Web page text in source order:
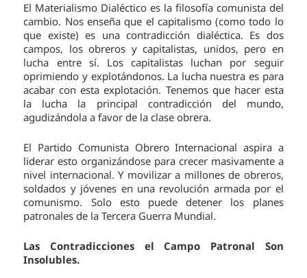
El Materialismo Dialéctico es la filosofía comunista del
cambio. Nos enseña que el capitalismo (como todo lo
que existe) es una contradicción dialéctica. Es dos
campos, los obreros y capitalistas, unidos, pero en
lucha entre sí. Los capitalistas luchan por seguir
oprimiendo y explotándonos. La lucha nuestra es para
acabar con esta explotación. Tenemos que hacer esta
la lucha la principal contradicción del mundo,
agudizándola a favor de la clase obrera.
El Partido Comunista Obrero Internacional aspira a
liderar esto organizándose para crecer masivamente a
nivel internacional. Y movilizar a millones de obreros,
soldados y jóvenes en una revolución armada por el
comunismo. Solo esto puede detener los planes
patronales de la Tercera Guerra Mundial.
Las Contradicciones el Campo Patronal Son
Insolubles.